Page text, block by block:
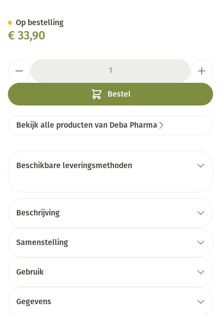
€ 33,90
Bestel
Op bestelling
Bekijk alle producten van Deba Pharma
Beschikbare leveringsmethoden
Beschrijving
Samenstelling
Gebruik
Gegevens